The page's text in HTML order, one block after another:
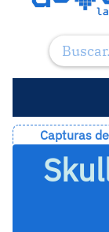
Capturas